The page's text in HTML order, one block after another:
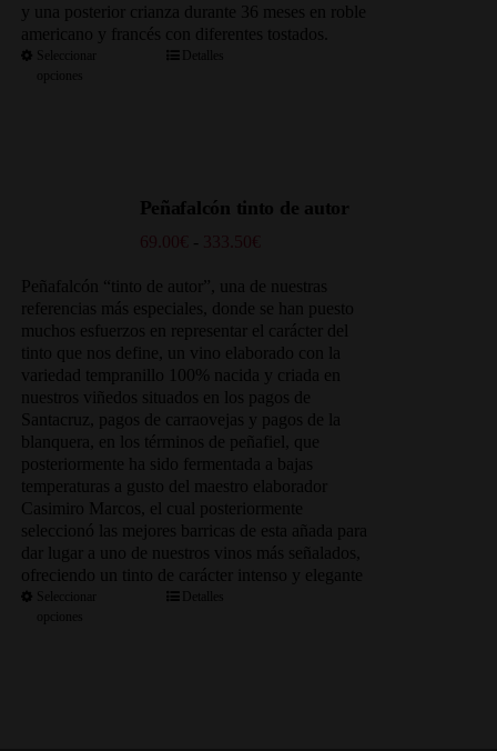
y una posterior crianza durante 36 meses en roble
americano y francés con diferentes tostados.
Seleccionar
Detalles
Peñafalcón tinto de autor
69.00€ - 333.50€
precios:
desde
69.00€
hasta
333.50€
Peñafalcón “tinto de autor”, una de nuestras
referencias más especiales, donde se han puesto
muchos esfuerzos en representar el carácter del
tinto que nos define, un vino elaborado con la
variedad tempranillo 100% nacida y criada en
nuestros viñedos situados en los pagos de
Santacruz, pagos de carraovejas y pagos de la
blanquera, en los términos de peñafiel, que
posteriormente ha sido fermentada a bajas
temperaturas a gusto del maestro elaborador
Casimiro Marcos, el cual posteriormente
seleccionó las mejores barricas de esta añada para
dar lugar a uno de nuestros vinos más señalados,
ofreciendo un tinto de carácter intenso y elegante
Seleccionar
Detalles